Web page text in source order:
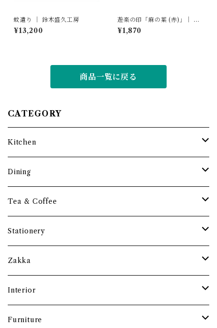
蚊遣り ｜ 鈴木盛久工房
¥13,200
遊楽の印「麻の葉 (赤)」｜ 工
房 蓮
¥1,870
商品一覧に戻る
CATEGORY
Kitchen
調理道具
保存容器・水筒
まな板
土鍋・お鍋まわり
Dining
皿・プレート
小鉢・器
グラス・タンブラー
酒器
食卓小物
Tea & Coffee
コーヒーアイテム
ポット
カップ・ソーサー・マグ
茶托・銘々皿
Stationery
ペーパーウェイト
ペントレー
ペーパーツール
Zakka
和ろうそく
ポーチ
Interior
バスケット
Furniture